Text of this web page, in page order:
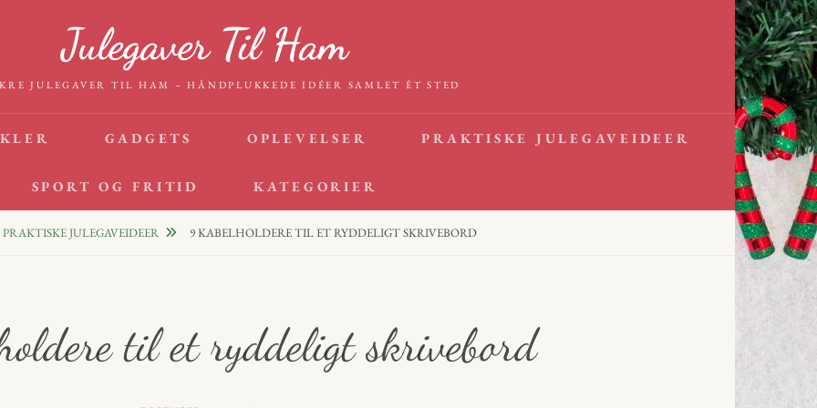
Julegaver Til Ham
JULEGAVER TIL HAM – HÅNDPLUKKEDE IDÉER SAMLET ÉT STED
GADGETS OPLEVELSER PRAKTISKE JULEGAVEIDEER
SPORT OG FRITID KATEGORIER
PRAKTISKE JULEGAVEIDEER 9 KABELHOLDERE TIL ET RYDDELIGT SKRIVEBORD
til et ryddeligt skrivebord